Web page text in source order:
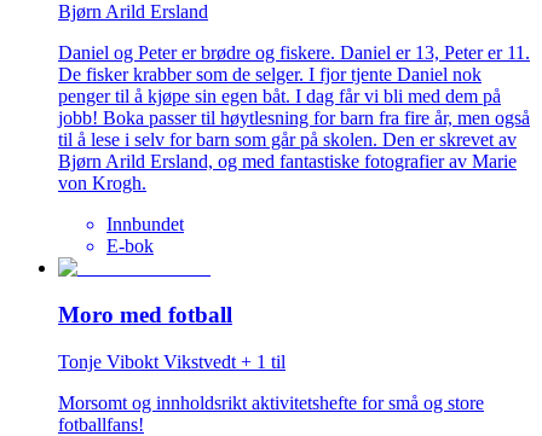
Bjørn Arild Ersland
Daniel og Peter er brødre og fiskere. Daniel er 13, Peter er 11.
De fisker krabber som de selger. I fjor tjente Daniel nok
penger til å kjøpe sin egen båt. I dag får vi bli med dem på
jobb! Boka passer til høytlesning for barn fra fire år, men også
til å lese i selv for barn som går på skolen. Den er skrevet av
Bjørn Arild Ersland, og med fantastiske fotografier av Marie
von Krogh.
Innbundet
E-bok
Moro med fotball
Tonje Vibokt Vikstvedt + 1 til
Morsomt og innholdsrikt aktivitetshefte for små og store
fotballfans!